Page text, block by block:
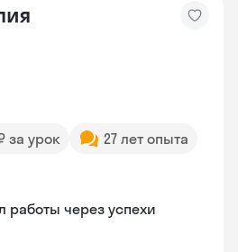
за урок
27 лет опыта
работы через успехи